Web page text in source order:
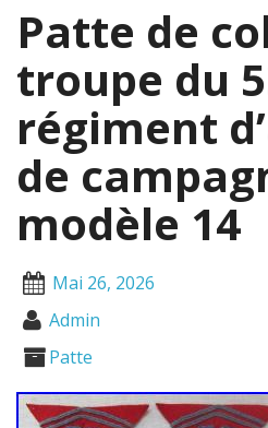
Patte de
troupe du
régiment
de
modèle 14
Mai 26, 2026
Admin
Patte